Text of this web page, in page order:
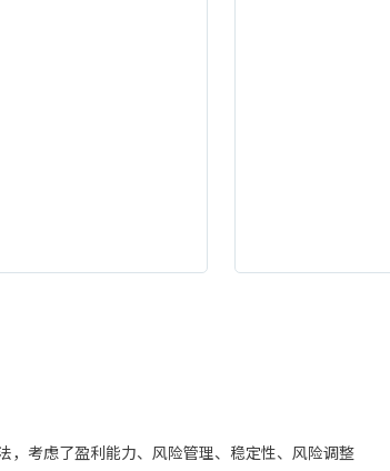
，考虑了盈利能力、风险管理、稳定性、风险调整